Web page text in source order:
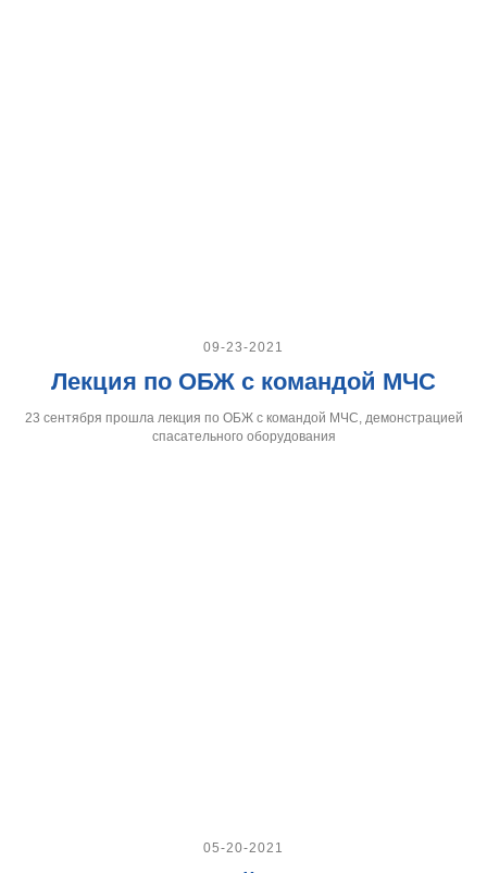
09-23-2021
Лекция по ОБЖ с командой МЧС
23 сентября прошла лекция по ОБЖ с командой МЧС, демонстрацией
спасательного оборудования
05-20-2021